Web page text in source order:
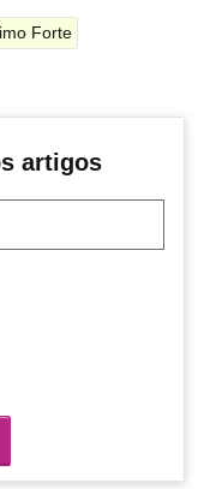
Forte
artigos